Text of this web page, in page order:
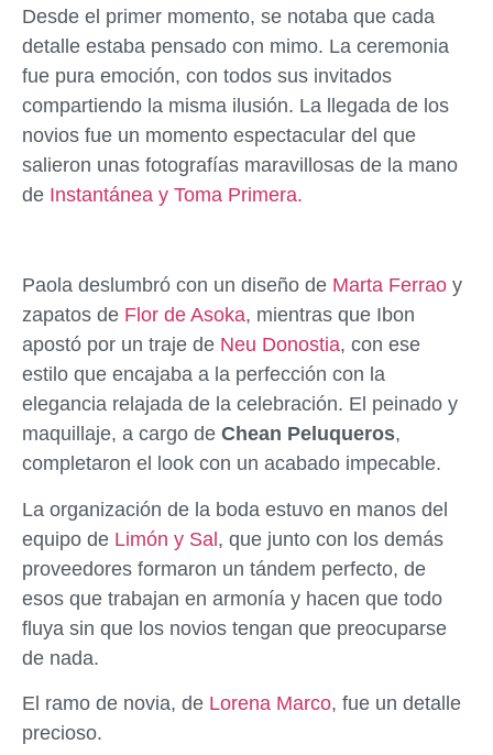
Desde el primer momento, se notaba que cada
detalle estaba pensado con mimo. La ceremonia
fue pura emoción, con todos sus invitados
compartiendo la misma ilusión. La llegada de los
novios fue un momento espectacular del que
salieron unas fotografías maravillosas de la mano
de Instantánea y Toma Primera.
Paola deslumbró con un diseño de Marta Ferrao y
zapatos de Flor de Asoka, mientras que Ibon
apostó por un traje de Neu Donostia, con ese
estilo que encajaba a la perfección con la
elegancia relajada de la celebración. El peinado y
maquillaje, a cargo de Chean Peluqueros,
completaron el look con un acabado impecable.
La organización de la boda estuvo en manos del
equipo de Limón y Sal, que junto con los demás
proveedores formaron un tándem perfecto, de
esos que trabajan en armonía y hacen que todo
fluya sin que los novios tengan que preocuparse
de nada.
El ramo de novia, de Lorena Marco, fue un detalle
precioso.